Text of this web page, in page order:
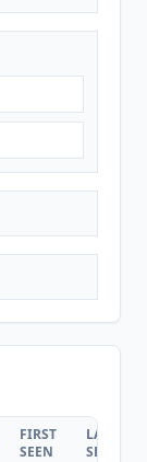
FIRST
SEEN
LAST
SEEN